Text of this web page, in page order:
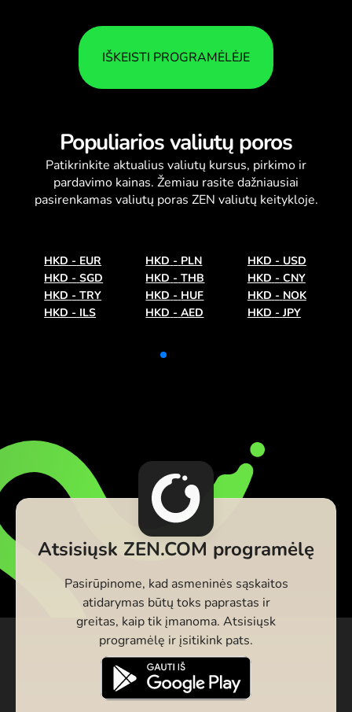
IŠKEISTI PROGRAMĖLĖJE
Populiarios valiutų poros
Patikrinkite aktualius valiutų kursus, pirkimo ir
pardavimo kainas. Žemiau rasite dažniausiai
pasirenkamas valiutų poras ZEN valiutų keitykloje.
HKD - EUR HKD - PLN HKD - USD
HKD - SGD HKD - THB HKD - CNY
HKD - TRY HKD - HUF HKD - NOK
HKD - ILS HKD - AED HKD - JPY
Atsisiųsk ZEN.COM programėlę
Pasirūpinome, kad asmeninės sąskaitos
atidarymas būtų toks paprastas ir
greitas, kaip tik įmanoma. Atsisiųsk
programėlę ir įsitikink pats.